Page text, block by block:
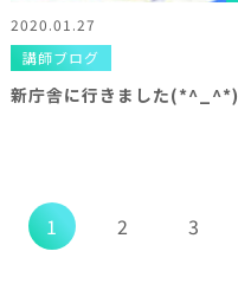
2020.01.27
講師ブログ
新庁舎に行きました(*^_^*)
1 2 3